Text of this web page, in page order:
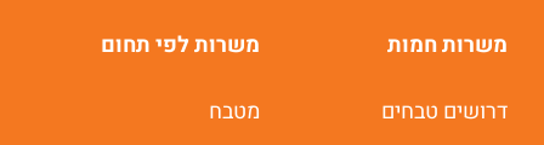
משרות חמות
דרושים טבחים
משרות לפי תחום
מטבח